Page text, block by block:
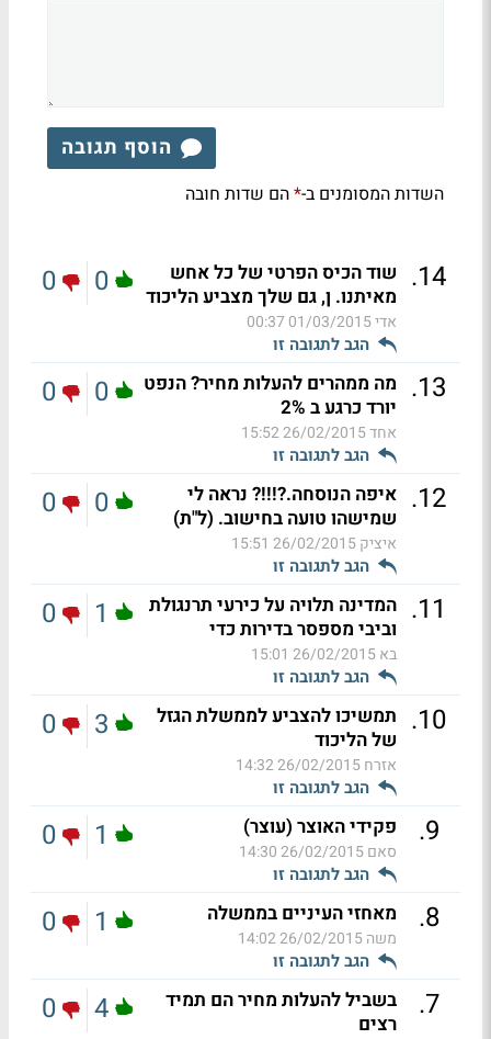
הוסף תגובה
השדות המסומנים ב-*הם שדות חובה
14
. שוד הכיס הפרטי של כל אחש
מאיתנו. ן, גם שלך מצביע הליכוד
אדי01/03/2015 00:37
הגב לתגובה זו
0
0
13
. מה ממהרים להעלות מחיר? הנפט
יורד כרגע ב 2%
אחד26/02/2015 15:52
הגב לתגובה זו
0
0
12
. איפה הנוסחה.?!!!? נראה לי
שמישהו טועה בחישוב. (ל"ת)
איציק26/02/2015 15:51
הגב לתגובה זו
0
0
11
. המדינה תלויה על כירעי תרנגולת
וביבי מספסר בדירות כדי
בא26/02/2015 15:01
הגב לתגובה זו
1
0
10
. תמשיכו להצביע לממשלת הגזל
של הליכוד
אזרח26/02/2015 14:32
הגב לתגובה זו
3
0
9
. פקידי האוצר (עוצר)
סאם26/02/2015 14:30
הגב לתגובה זו
1
0
8
. מאחזי העיניים בממשלה
משה26/02/2015 14:02
הגב לתגובה זו
1
0
7
.
בשביל להעלות מחיר הם תמיד
רצים
4
0